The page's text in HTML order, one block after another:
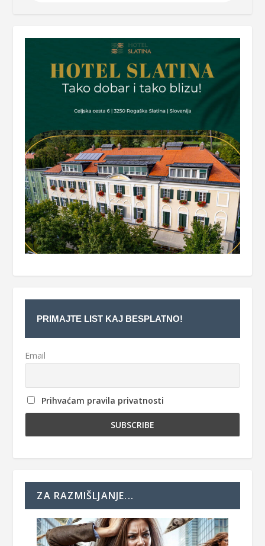
PRIMAJTE LIST KAJ BESPLATNO!
Email
Prihvaćam pravila privatnosti
ZA RAZMIŠLJANJE...